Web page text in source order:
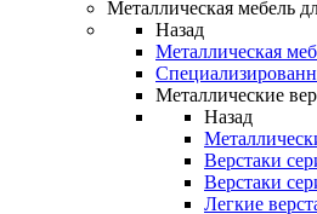
Металлическая мебель
Назад
Металлическая
Металлические
Назад
Верстаки
Верстаки
Легкие